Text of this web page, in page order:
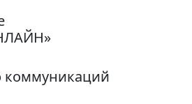
коммуникаций